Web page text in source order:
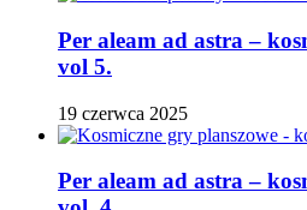
Per aleam ad astra –
vol 5.
19 czerwca 2025
Per aleam ad astra –